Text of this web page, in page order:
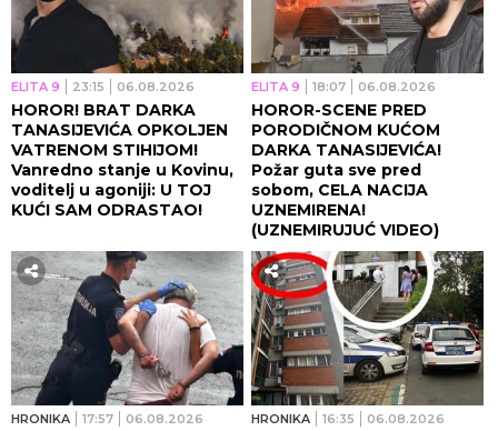
ELITA 9 23:15 06.08.2026
HOROR! BRAT DARKA
TANASIJEVIĆA OPKOLJEN
VATRENOM STIHIJOM!
Vanredno stanje u Kovinu,
voditelj u agoniji: U TOJ
KUĆI SAM ODRASTAO!
ELITA 9 18:07 06.08.2026
HOROR-SCENE PRED
PORODIČNOM KUĆOM
DARKA TANASIJEVIĆA!
Požar guta sve pred
sobom, CELA NACIJA
UZNEMIRENA!
(UZNEMIRUJUĆ VIDEO)
HRONIKA 17:57 06.08.2026 HRONIKA 16:35 06.08.2026